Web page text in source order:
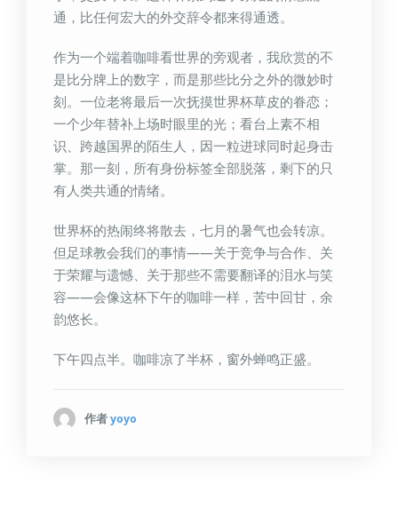
通，比任何宏大的外交辞令都来得通透。
作为一个端着咖啡看世界的旁观者，我欣赏的不
是比分牌上的数字，而是那些比分之外的微妙时
刻。一位老将最后一次抚摸世界杯草皮的眷恋；
一个少年替补上场时眼里的光；看台上素不相
识、跨越国界的陌生人，因一粒进球同时起身击
掌。那一刻，所有身份标签全部脱落，剩下的只
有人类共通的情绪。
世界杯的热闹终将散去，七月的暑气也会转凉。
但足球教会我们的事情——关于竞争与合作、关
于荣耀与遗憾、关于那些不需要翻译的泪水与笑
容——会像这杯下午的咖啡一样，苦中回甘，余
韵悠长。
下午四点半。咖啡凉了半杯，窗外蝉鸣正盛。
作者 yoyo